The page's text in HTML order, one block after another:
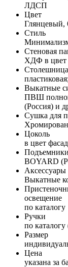
ЛДСП
Цвет
Стиль
Стеновая
ХДФ в цвет
Столешница
Выкатные
ПВШ
(Россия) и
Сушка для
Цоколь
в цвет
Подъемники
BOYARD
Аксессуары
Выкатные
освещение
по каталогу
Ручки
по
Размер
Цена
указана за